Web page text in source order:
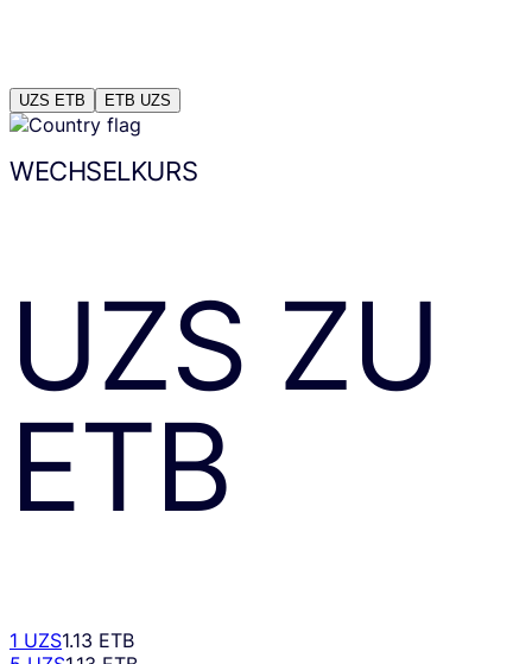
UZS ETB ETB UZS
WECHSELKURS
UZS ZU
ETB
1 UZS1.13 ETB